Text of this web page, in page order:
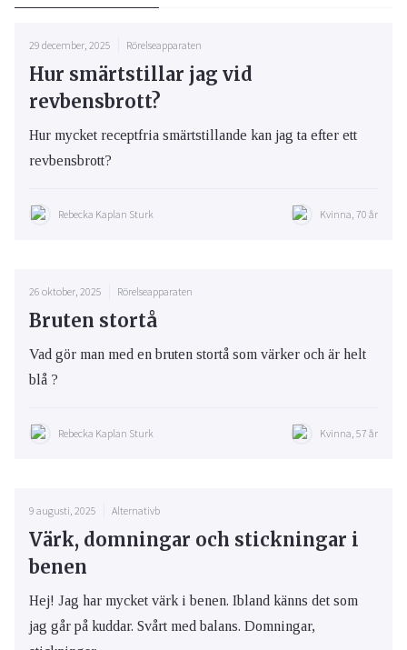
29 december, 2025 Rörelseapparaten
Hur smärtstillar jag vid
revbensbrott?
Hur mycket receptfria smärtstillande kan jag ta efter ett
revbensbrott?
Rebecka Kaplan Sturk Kvinna, 70 år
26 oktober, 2025 Rörelseapparaten
Bruten stortå
Vad gör man med en bruten stortå som värker och är helt
blå ?
Rebecka Kaplan Sturk Kvinna, 57 år
9 augusti, 2025 Alternativb
Värk, domningar och stickningar i
benen
Hej! Jag har mycket värk i benen. Ibland känns det som
jag går på kuddar. Svårt med balans. Domningar,